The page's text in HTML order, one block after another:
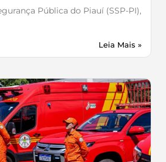
Pública do Piauí (SSP-PI),
Leia Mais »